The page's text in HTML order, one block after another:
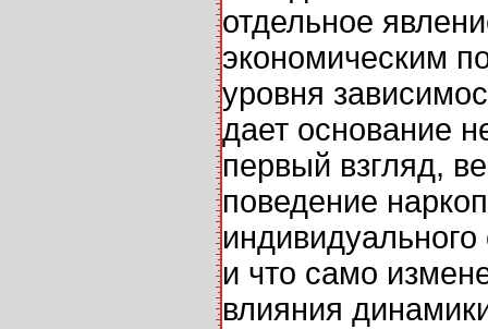
отдельное
экономическим
уровня
дает основание
первый взгляд,
поведение
и что само
влияния